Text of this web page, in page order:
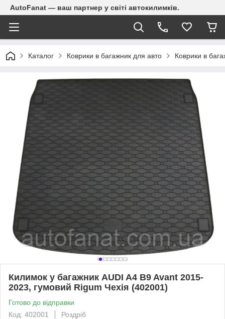
AutoFanat — ваш партнер у світі автокилимків.
Каталог Коврики в багажник для авто Коврики в
Килимок у багажник AUDI A4 B9 Avant 2015-
2023, гумовий Rigum Чехія (402001)
Готово до відправки
Код: 402001
Роздріб